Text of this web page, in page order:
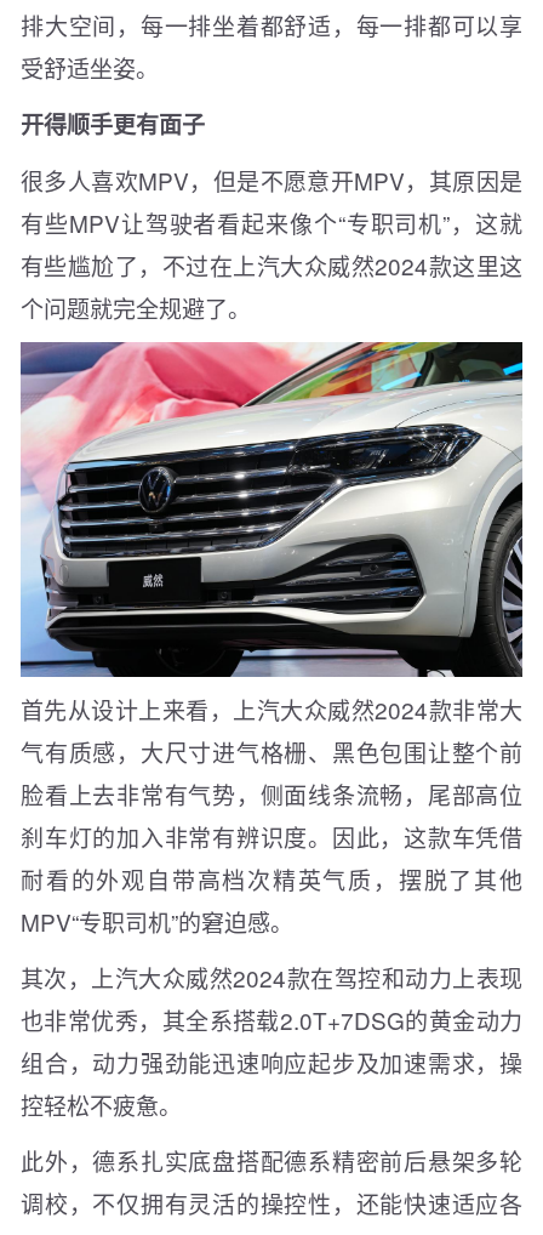
排大空间，每一排坐着都舒适，每一排都可以享
受舒适坐姿。
开得顺手更有面子
很多人喜欢MPV，但是不愿意开MPV，其原因是
有些MPV让驾驶者看起来像个“专职司机”，这就
有些尴尬了，不过在上汽大众威然2024款这里这
个问题就完全规避了。
首先从设计上来看，上汽大众威然2024款非常大
气有质感，大尺寸进气格栅、黑色包围让整个前
脸看上去非常有气势，侧面线条流畅，尾部高位
刹车灯的加入非常有辨识度。因此，这款车凭借
耐看的外观自带高档次精英气质，摆脱了其他
MPV“专职司机”的窘迫感。
其次，上汽大众威然2024款在驾控和动力上表现
也非常优秀，其全系搭载2.0T+7DSG的黄金动力
组合，动力强劲能迅速响应起步及加速需求，操
控轻松不疲惫。
此外，德系扎实底盘搭配德系精密前后悬架多轮
调校，不仅拥有灵活的操控性，还能快速适应各